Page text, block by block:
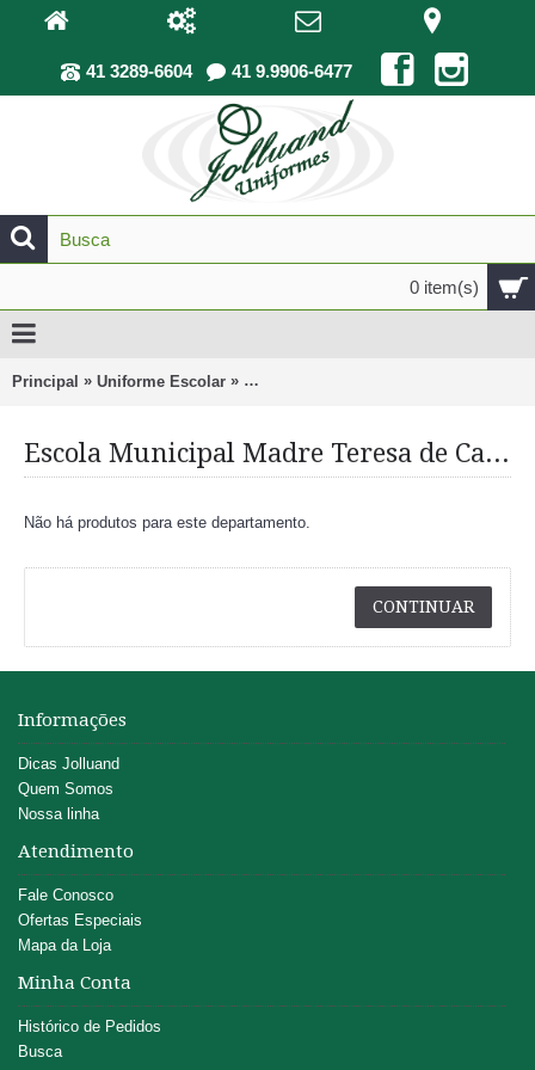
41 3289-6604 41 9.9906-6477
0 item(s)
Principal » Uniforme Escolar » Escola Municipal Madre Teresa de
Escola Municipal Madre Teresa de Calcutá
Não há produtos para este departamento.
CONTINUAR
Informações
Dicas Jolluand
Quem Somos
Nossa linha
Atendimento
Fale Conosco
Ofertas Especiais
Mapa da Loja
Minha Conta
Histórico de Pedidos
Busca